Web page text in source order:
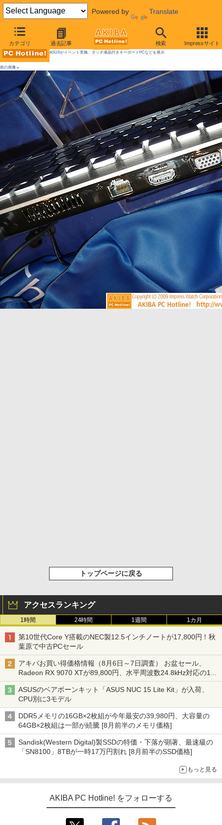
Powered by Translate
カテゴリ 過去記事 検索 Impressサイト
AKIBA PC Hotline! 2009年5月2日号
ASUSがイベント実施、タッチ液晶付きキーボードPCなどを展示
前の画像←
トップページに戻る
アクセスランキング
1時間 24時間 1週間 1カ月
第10世代Core Y搭載のNEC製12.5インチノートが17,800円！秋
葉原で中古PCセール
アキバお買い得価格情報（8月6日～7日調査） お盆セール、
Radeon RX 9070 XTが89,800円、水平周波数24.8kHz対応の17
型モニターが9,801円、暑さ指数連動セール ほか
ASUSのベアボーンキット「ASUS NUC 15 Lite Kit」が入荷、
CPU別に3モデル
DDR5メモリの16GB×2枚組が今年最安の39,980円、大容量の
64GB×2枚組は一部が続騰 [8月前半のメモリ価格]
Sandisk(Western Digital)製SSDの特価・下落が顕著、最速級の
「SN8100」8TBが一時17万円割れ [8月前半のSSD価格]
もっと見る
AKIBA PC Hotline! をフォローする